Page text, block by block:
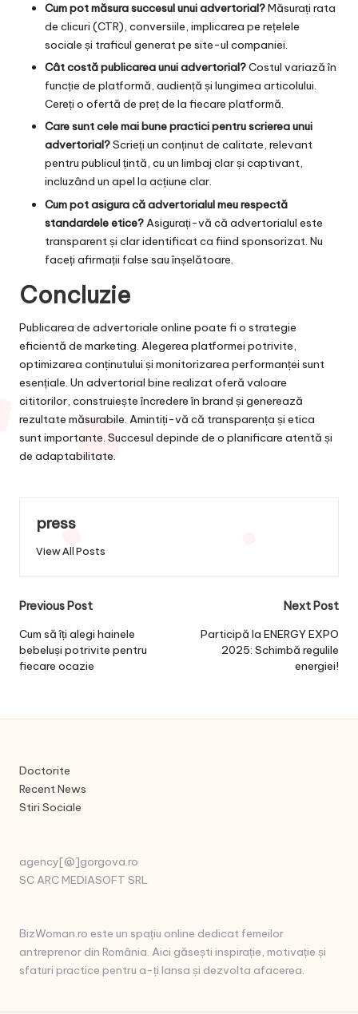
Cum pot măsura succesul unui advertorial?Măsurați rata
de clicuri (CTR), conversiile, implicarea pe rețelele
sociale și traficul generat pe site-ul companiei.
Cât costă publicarea unui advertorial?Costul variază în
funcție de platformă, audiență și lungimea articolului.
Cereți o ofertă de preț de la fiecare platformă.
Care sunt cele mai bune practici pentru scrierea unui
advertorial?Scrieți un conținut de calitate, relevant
pentru publicul țintă, cu un limbaj clar și captivant,
incluzând un apel la acțiune clar.
Cum pot asigura că advertorialul meu respectă
standardele etice? Asigurați-vă că advertorialul este
transparent și clar identificat ca fiind sponsorizat. Nu
faceți afirmații false sau înșelătoare.
Concluzie
Publicarea de advertoriale online poate fi o strategie
eficientă de marketing. Alegerea platformei potrivite,
optimizarea conținutului și monitorizarea performanței sunt
esențiale. Un advertorial bine realizat oferă valoare
cititorilor, construiește încredere în brand și generează
rezultate măsurabile. Amintiți-vă că transparența și etica
sunt importante. Succesul depinde de o planificare atentă și
de adaptabilitate.
press
View All Posts
Post
navigation
Previous Post
Cum să îți alegi hainele
bebeluși potrivite pentru
fiecare ocazie
Next Post
Participă la ENERGY EXPO
2025: Schimbă regulile
energiei!
Doctorite
Recent News
Stiri Sociale
agency[@]gorgova.ro
SC ARC MEDIASOFT SRL
BizWoman.ro este un spațiu online dedicat femeilor
antreprenor din România. Aici găsești inspirație, motivație și
sfaturi practice pentru a-ți lansa și dezvolta afacerea.